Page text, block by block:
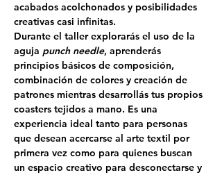
acabados acolchonados y posibilidades
creativas casi infinitas.
Durante el taller explorarás el uso de la
aguja punch needle, aprenderás
principios básicos de composición,
combinación de colores y creación de
patrones mientras desarrollás tus propios
coasters tejidos a mano. Es una
experiencia ideal tanto para personas
que desean acercarse al arte textil por
primera vez como para quienes buscan
un espacio creativo para desconectarse y